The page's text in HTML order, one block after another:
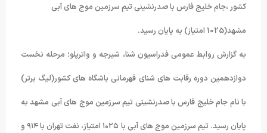
کشور ،جام خلیج فارس با صدرنشینی تیم سرزمین موج های آبی
مشهد(1025 امتیاز) به پایان رسید.
به گزارش روابط عمومی فدراسیون شنا، شیرجه و واترپلو؛ مرحله نخست
دوازدهمین دوره رقابت های شنای قهرمانی باشگاه های کشور(لیگ برتر)
با نام جام خلیج فارس با صدرنشینی تیم سرزمین موج های آبی مشهد به
پایان رسید. تیم سرزمین موج های آبی با ۱۰۲۵ امتیاز، نفت تهران با ۹۱۴ و